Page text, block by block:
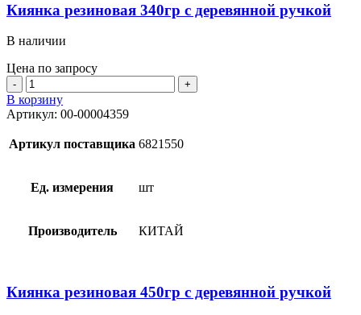
Киянка резиновая 340гр с деревянной ручкой
В наличии
Цена по запросу
Количество
товара
Киянка
резиновая
340гр
ручкой
В корзину
Артикул: 00-00004359
Артикул поставщика 6821550
Ед. измерения шт
Производитель КИТАЙ
Киянка резиновая 450гр с деревянной ручкой